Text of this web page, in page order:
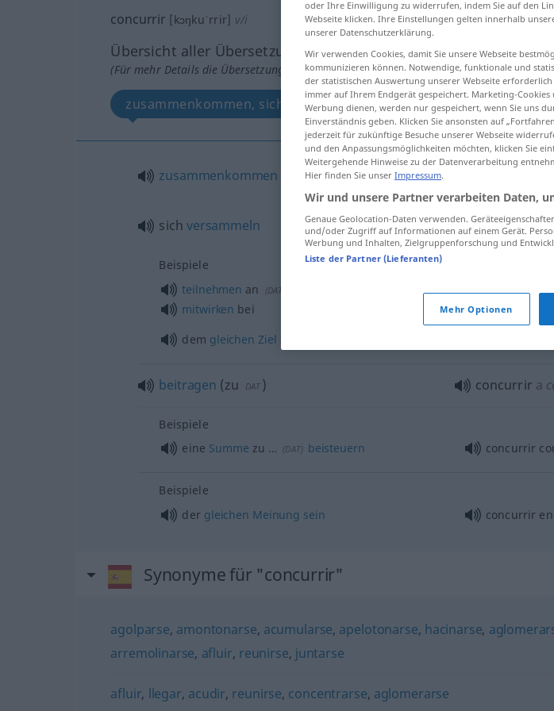
concurrir [kɔŋkuˈrrir] v/i
Übersicht aller Übersetzungen
(Für mehr Details die Übersetzung anklicken/antippen)
zusammenkommen, sich versammeln beitragen
zusammenkommen
sichversammeln concurrir(≈
Beispiele
teilnehmen an (DAT
mitwirken bei
dem gleichen Ziel
beitragen (zu DAT ) concurrir a
Beispiele
eine Summe zu … (DAT) beisteuern concurrir
Beispiele
der gleichen Meinung sein concurrir
Synonyme für "concurrir"
agolparse, amontonarse, acumularse, apelotonarse, hacinarse,
arremolinarse, afluir, reunirse, juntarse
afluir, llegar, acudir, reunirse, concentrarse, aglomerarse
oder Ihre Einwilligung zu widerrufen, indem Sie auf den
Webseite klicken. Ihre Einstellungen gelten innerhalb
unserer Datenschutzerklärung.
Wir verwenden Cookies, damit Sie unsere Webseite
kommunizieren können. Notwendige, funktionale und
der statistischen Auswertung unserer Webseite
immer auf Ihrem Endgerät gespeichert. Marketing-
Werbung dienen, werden nur gespeichert, wenn Sie uns
Einverständnis geben. Klicken Sie ansonsten auf
jederzeit für zukünftige Besuche unserer Webseite
und den Anpassungsmöglichkeiten möchten, klicken Sie
Weitergehende Hinweise zu der Datenverarbeitung
Hier finden Sie unser Impressum.
Wir und unsere Partner verarbeiten Daten,
Genaue Geolocation-Daten verwenden.
und/oder Zugriff auf Informationen auf einem Gerät.
Werbung und Inhalten, Zielgruppenforschung und
Liste der Partner (Lieferanten)
Mehr Optionen